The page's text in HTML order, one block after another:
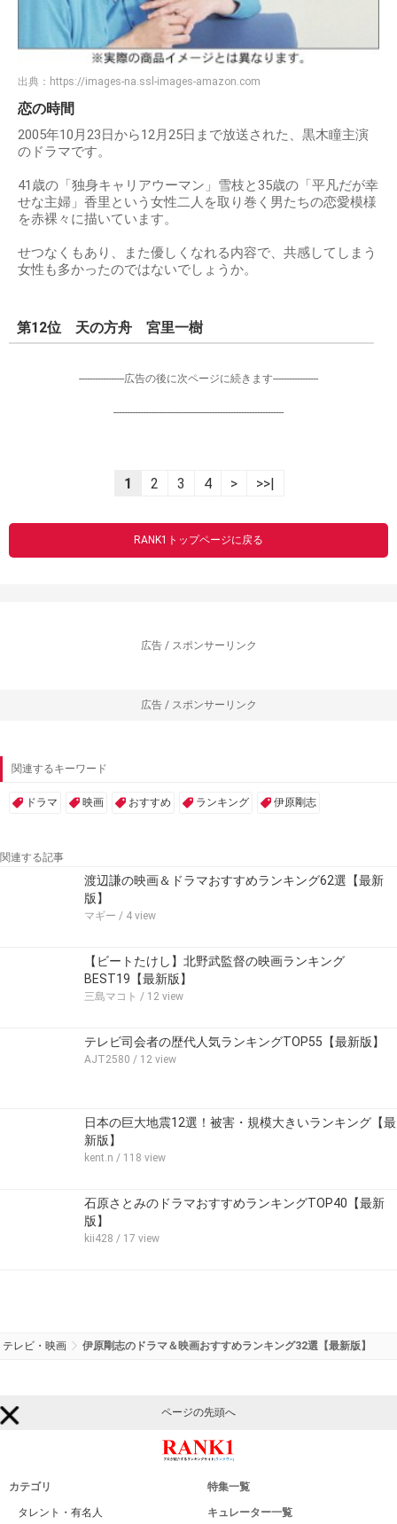
出典： https://images-na.ssl-images-amazon.com
恋の時間
2005年10月23日から12月25日まで放送された、黒木瞳主演
のドラマです。
41歳の「独身キャリアウーマン」雪枝と35歳の「平凡だが幸
せな主婦」香里という女性二人を取り巻く男たちの恋愛模様
を赤裸々に描いています。
せつなくもあり、また優しくなれる内容で、共感してしまう
女性も多かったのではないでしょうか。
第12位 天の方舟 宮里一樹
-----------------広告の後に次ページに続きます-----------------
----------------------------------------------------------------
1 2 3 4 > >>|
RANK1トップページに戻る
広告 / スポンサーリンク
広告 / スポンサーリンク
関連するキーワード
ドラマ 映画 おすすめ ランキング 伊原剛志
関連する記事
渡辺謙の映画＆ドラマおすすめランキング62選【最新
版】
マギー / 4 view
【ビートたけし】北野武監督の映画ランキング
BEST19【最新版】
三島マコト / 12 view
テレビ司会者の歴代人気ランキングTOP55【最新版】
AJT2580 / 12 view
日本の巨大地震12選！被害・規模大きいランキング【最
新版】
kent.n / 118 view
石原さとみのドラマおすすめランキングTOP40【最新
版】
kii428 / 17 view
テレビ・映画 伊原剛志のドラマ＆映画おすすめランキング32選【最新版】
ページの先頭へ
カテゴリ
タレント・有名人
特集一覧
キュレーター一覧